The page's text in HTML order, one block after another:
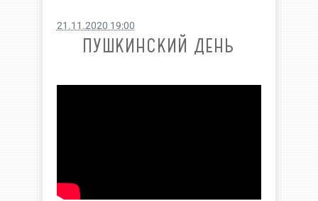
21.11.2020 19:00
ПУШКИНСКИЙ ДЕНЬ